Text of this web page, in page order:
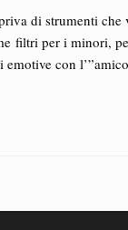
di strumenti che
filtri per i minori,
emotive con